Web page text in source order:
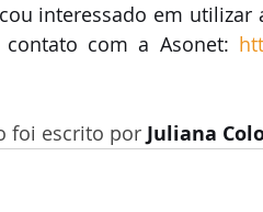
interessado em
com a Asonet:
foi escrito por Juliana